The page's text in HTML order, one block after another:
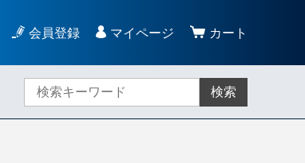
会員登録 マイページ カート
検索